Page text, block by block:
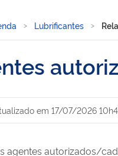
Lubrificantes
em 17/07/2026
agentes autorizados/